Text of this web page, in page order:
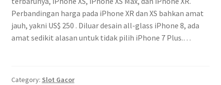
Perbandingan harga pada iPhone XR dan XS bahkan amat
jauh, yakni US$ 250 . Diluar desain all-glass iPhone 8, ada
amat sedikit alasan untuk tidak pilih iPhone 7 Plus.…
Category: Slot Gacor